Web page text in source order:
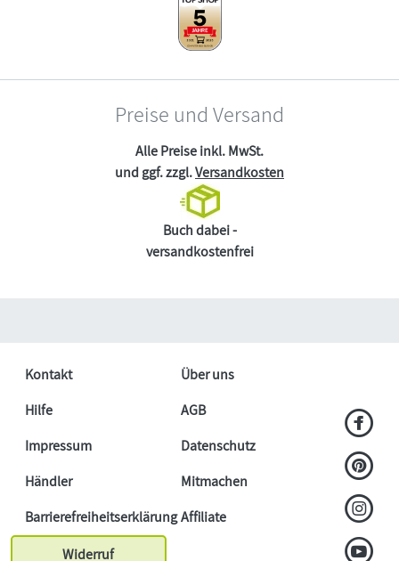
Preise und Versand
Alle Preise inkl. MwSt.
und ggf. zzgl.Versandkosten
Buch dabei -
versandkostenfrei
Kontakt
Über uns
Hilfe
AGB
Impressum
Datenschutz
Händler
Mitmachen
BarrierefreiheitserklärungAffiliate
Widerruf